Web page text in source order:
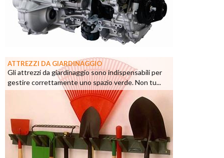
ATTREZZI DA GIARDINAGGIO
Gli attrezzi da giardinaggio sono indispensabili per
gestire correttamente uno spazio verde. Non tu...